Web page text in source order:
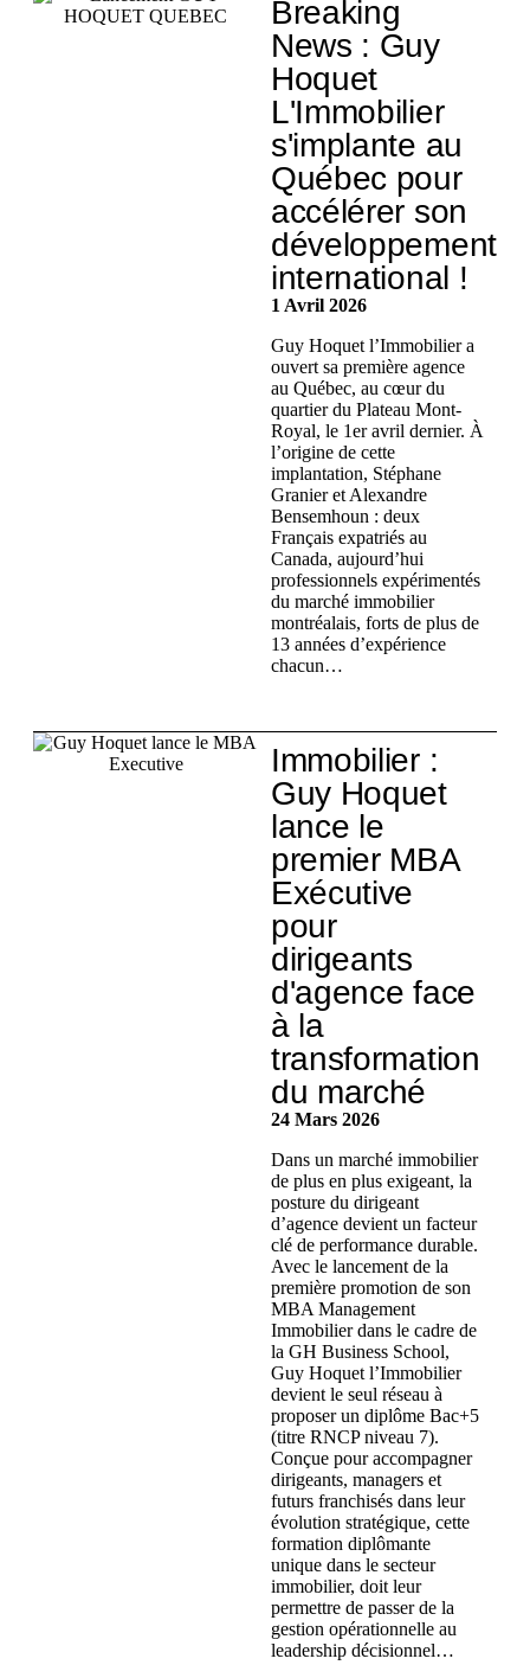
Breaking
News : Guy
Hoquet
L'Immobilier
s'implante au
Québec pour
accélérer son
développement
international !
1 Avril 2026
Guy Hoquet l’Immobilier a
ouvert sa première agence
au Québec, au cœur du
quartier du Plateau Mont-
Royal, le 1er avril dernier. À
l’origine de cette
implantation, Stéphane
Granier et Alexandre
Bensemhoun : deux
Français expatriés au
Canada, aujourd’hui
professionnels expérimentés
du marché immobilier
montréalais, forts de plus de
13 années d’expérience
chacun…
Immobilier :
Guy Hoquet
lance le
premier MBA
Exécutive
pour
dirigeants
d'agence face
à la
transformation
du marché
24 Mars 2026
Dans un marché immobilier
de plus en plus exigeant, la
posture du dirigeant
d’agence devient un facteur
clé de performance durable.
Avec le lancement de la
première promotion de son
MBA Management
Immobilier dans le cadre de
la GH Business School,
Guy Hoquet l’Immobilier
devient le seul réseau à
proposer un diplôme Bac+5
(titre RNCP niveau 7).
Conçue pour accompagner
dirigeants, managers et
futurs franchisés dans leur
évolution stratégique, cette
formation diplômante
unique dans le secteur
immobilier, doit leur
permettre de passer de la
gestion opérationnelle au
leadership décisionnel…